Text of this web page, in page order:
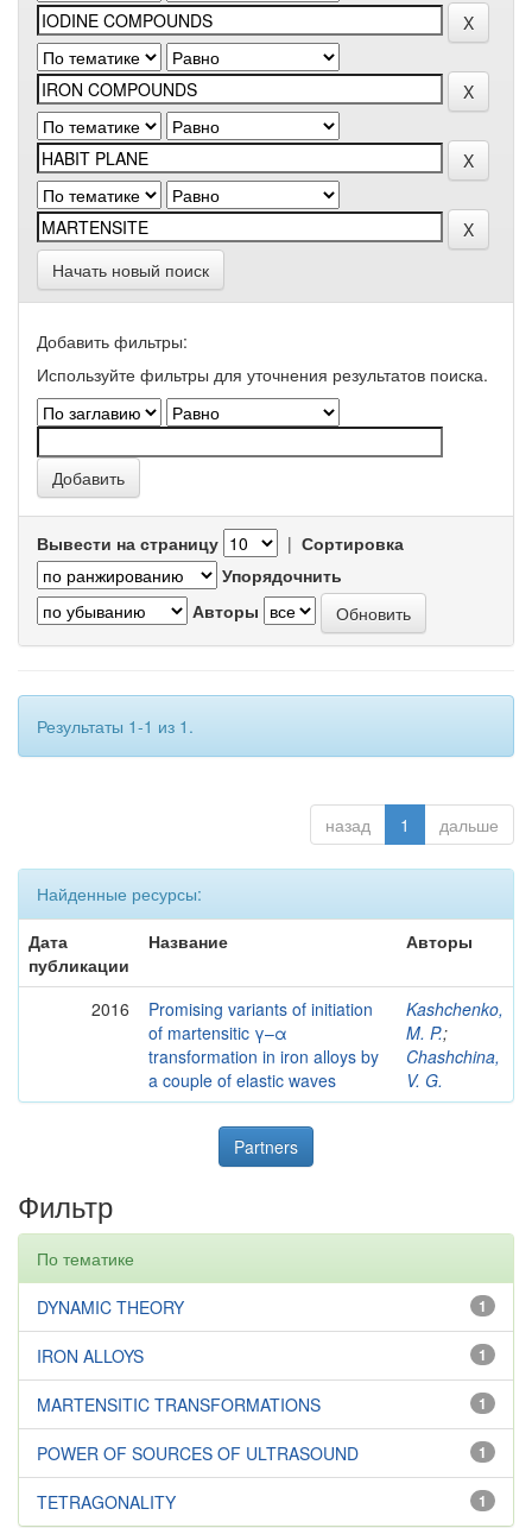
Начать новый поиск
Добавить фильтры:
Используйте фильтры для уточнения результатов поиска.
Вывести на страницу | Сортировка
Упорядочнить
Авторы
Результаты 1-1 из 1.
назад 1 дальше
Найденные ресурсы:
Дата
публикации
Название Авторы
2016
Promising variants of initiation
of martensitic γ–α
transformation in iron alloys by
a couple of elastic waves
Kashchenko,
M. P.;
Chashchina,
V. G.
Partners
Фильтр
По тематике
1
DYNAMIC THEORY
1
IRON ALLOYS
1
MARTENSITIC TRANSFORMATIONS
1
POWER OF SOURCES OF ULTRASOUND
1
TETRAGONALITY